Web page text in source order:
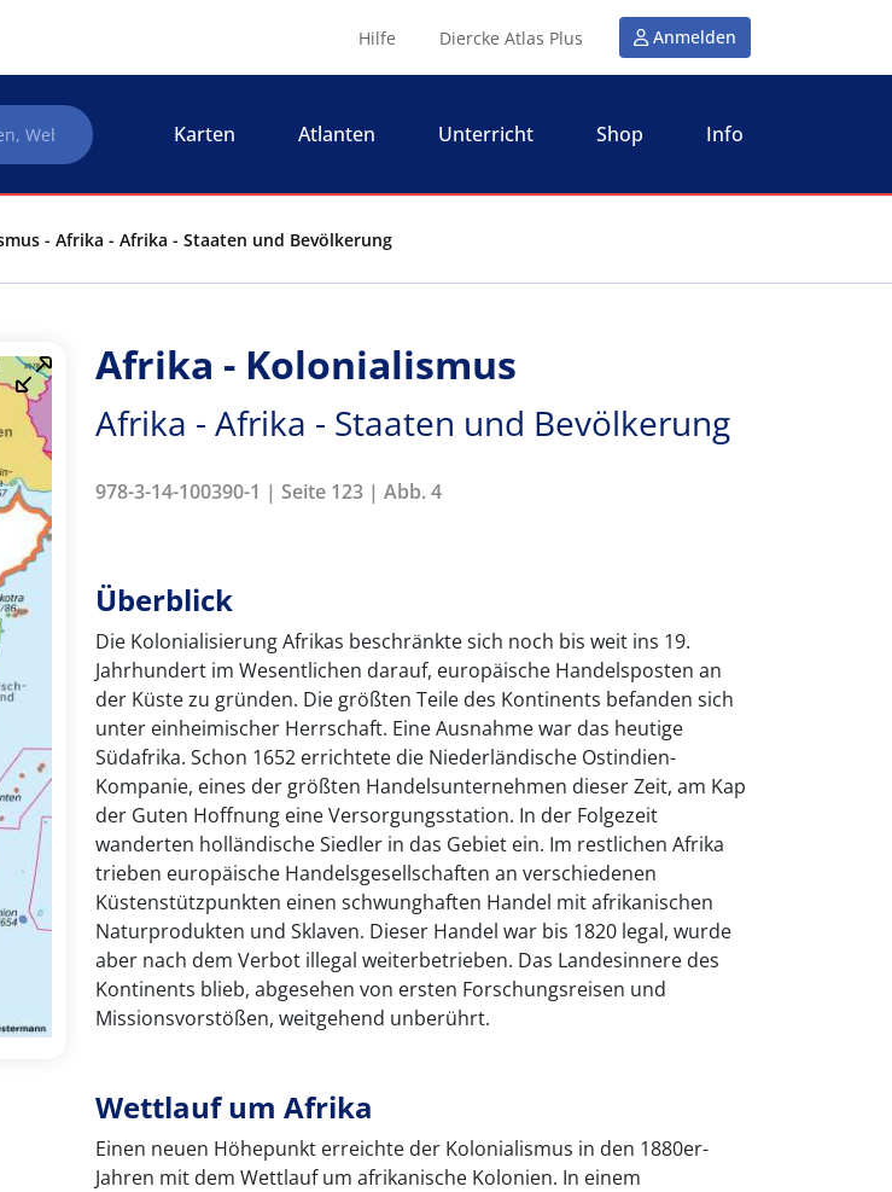
Hilfe Diercke Atlas Plus Anmelden
Karten Atlanten Unterricht Shop Info
- Afrika - Afrika - Staaten und Bevölkerung
Afrika - Kolonialismus
Afrika - Afrika - Staaten und Bevölkerung
978-3-14-100390-1 | Seite 123 | Abb. 4
Überblick
Die Kolonialisierung Afrikas beschränkte sich noch bis weit ins 19.
Jahrhundert im Wesentlichen darauf, europäische Handelsposten an
der Küste zu gründen. Die größten Teile des Kontinents befanden sich
unter einheimischer Herrschaft. Eine Ausnahme war das heutige
Südafrika. Schon 1652 errichtete die Niederländische Ostindien-
Kompanie, eines der größten Handelsunternehmen dieser Zeit, am Kap
der Guten Hoffnung eine Versorgungsstation. In der Folgezeit
wanderten holländische Siedler in das Gebiet ein. Im restlichen Afrika
trieben europäische Handelsgesellschaften an verschiedenen
Küstenstützpunkten einen schwunghaften Handel mit afrikanischen
Naturprodukten und Sklaven. Dieser Handel war bis 1820 legal, wurde
aber nach dem Verbot illegal weiterbetrieben. Das Landesinnere des
Kontinents blieb, abgesehen von ersten Forschungsreisen und
Missionsvorstößen, weitgehend unberührt.
Wettlauf um Afrika
Einen neuen Höhepunkt erreichte der Kolonialismus in den 1880er-
Jahren mit dem Wettlauf um afrikanische Kolonien. In einem